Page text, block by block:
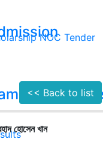
NOC Tender
<< Back to list
হোসেন খান